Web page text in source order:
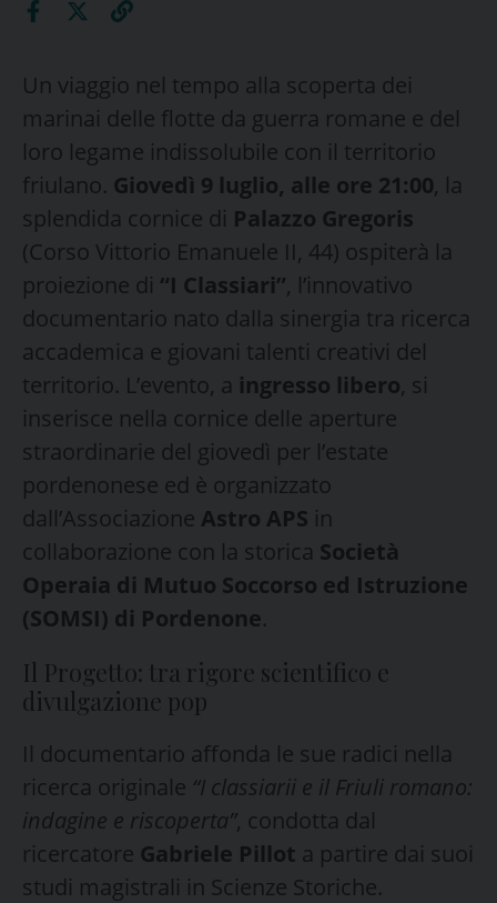
Un viaggio nel tempo alla scoperta dei
marinai delle flotte da guerra romane e del
loro legame indissolubile con il territorio
friulano. Giovedì 9 luglio, alle ore 21:00, la
splendida cornice di Palazzo Gregoris
(Corso Vittorio Emanuele II, 44) ospiterà la
proiezione di “I Classiari”, l’innovativo
documentario nato dalla sinergia tra ricerca
accademica e giovani talenti creativi del
territorio. L’evento, a ingresso libero, si
inserisce nella cornice delle aperture
straordinarie del giovedì per l’estate
pordenonese ed è organizzato
dall’Associazione Astro APS in
collaborazione con la storica Società
Operaia di Mutuo Soccorso ed Istruzione
(SOMSI) di Pordenone.
Il Progetto: tra rigore scientifico e
divulgazione pop
Il documentario affonda le sue radici nella
ricerca originale “I classiarii e il Friuli romano:
indagine e riscoperta”, condotta dal
ricercatore Gabriele Pillot a partire dai suoi
studi magistrali in Scienze Storiche.